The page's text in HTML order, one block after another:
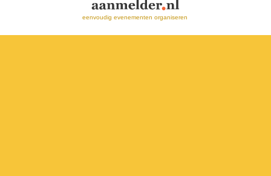
eenvoudig evenementen organiseren